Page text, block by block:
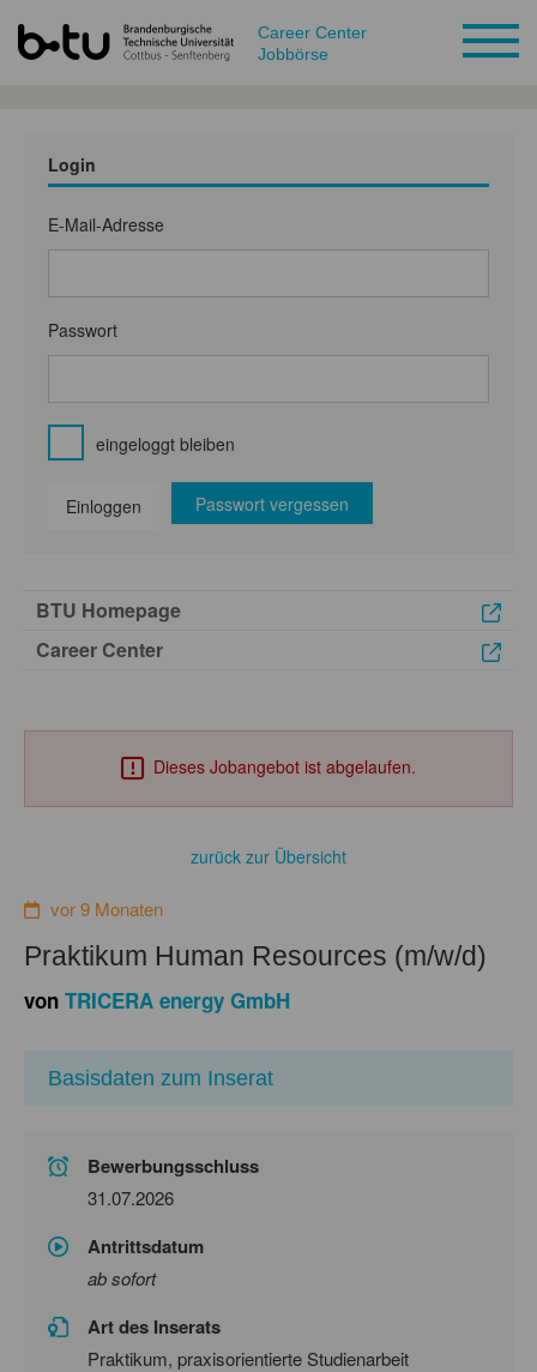
Career Center
Jobbörse
Login
E-Mail-Adresse
Passwort
eingeloggt bleiben
Einloggen Passwort vergessen
BTU Homepage
Career Center
Dieses Jobangebot ist abgelaufen.
zurück zur Übersicht
vor 9 Monaten
Praktikum Human Resources (m/w/d)
von TRICERA energy GmbH
Basisdaten zum Inserat
Bewerbungsschluss
31.07.2026
Antrittsdatum
ab sofort
Art des Inserats
Praktikum, praxisorientierte Studienarbeit